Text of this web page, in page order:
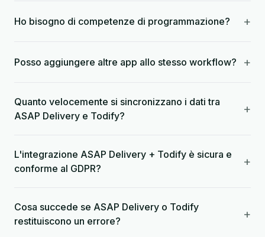
Ho bisogno di competenze di programmazione? +
Posso aggiungere altre app allo stesso workflow? +
Quanto velocemente si sincronizzano i dati tra
ASAP Delivery e Todify?
+
L'integrazione ASAP Delivery + Todify è sicura e
conforme al GDPR?
+
Cosa succede se ASAP Delivery o Todify
restituiscono un errore?
+